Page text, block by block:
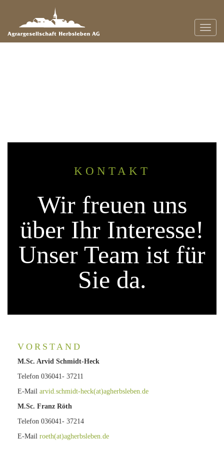
KONTAKT
Wir freuen uns
über Ihr Interesse!
Unser Team ist für
Sie da.
VORSTAND
M.Sc. Arvid Schmidt-Heck
Telefon 036041- 37211
E-Mail arvid.schmidt-heck(at)agherbsleben.de
M.Sc. Franz Röth
Telefon 036041- 37214
E-Mail roeth(at)agherbsleben.de